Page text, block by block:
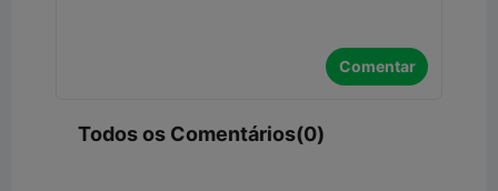
Comentar
Todos os Comentários(0)